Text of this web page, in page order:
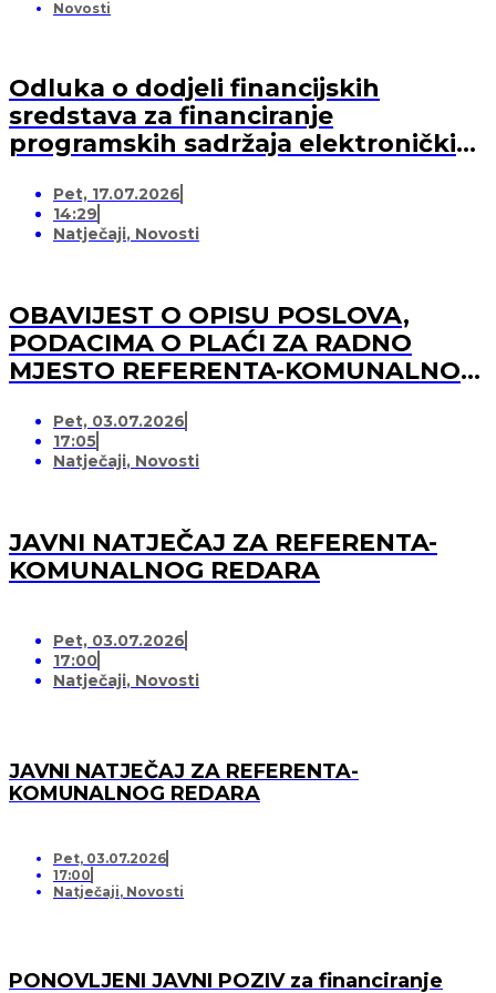
Novosti
Odluka o dodjeli financijskih
sredstava za financiranje
programskih sadržaja elektroničkih
medijskih usluga)
Pet, 17.07.2026
14:29
Natječaji, Novosti
OBAVIJEST O OPISU POSLOVA,
PODACIMA O PLAĆI ZA RADNO
MJESTO REFERENTA-KOMUNALNOG
Pet, 03.07.2026
17:05
Natječaji, Novosti
JAVNI NATJEČAJ ZA REFERENTA-
KOMUNALNOG REDARA
Pet, 03.07.2026
17:00
Natječaji, Novosti
JAVNI NATJEČAJ ZA REFERENTA-
KOMUNALNOG REDARA
Pet, 03.07.2026
17:00
Natječaji, Novosti
PONOVLJENI JAVNI POZIV za financiranje